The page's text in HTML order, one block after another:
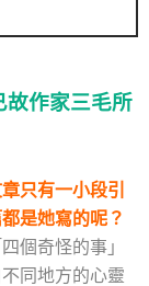
故作家三毛所
只有一小段引
是她寫的呢？
個奇怪的事」
同地方的心靈